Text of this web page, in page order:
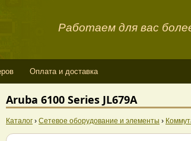
Работаем для вас
Оплата и доставка
Aruba 6100 Series JL679A
Каталог › Сетевое оборудование и элементы ›